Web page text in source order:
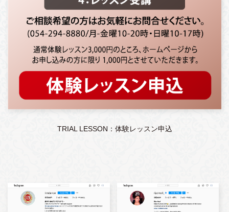
TRIAL LESSON：体験レッスン申込